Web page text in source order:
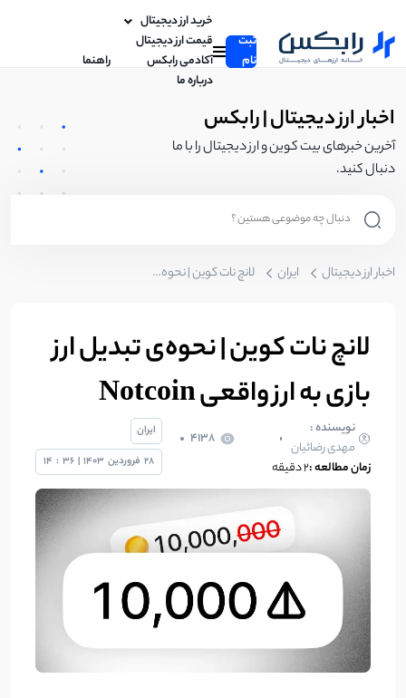
ثبت
نام
خرید ارز دیجیتال
قیمت ارز دیجیتال
آکادمی رابکس
راهنما
درباره ما
اخبار ارز دیجیتال | رابکس
آخرین خبرهای بیت کوین و ارز دیجیتال را با ما
دنبال کنید.
اخبار ارز دیجیتال ایران لانچ نات کوین | نحوه‌ی تبدیل ارز بازی به ارز واقعی Notcoin
لانچ نات کوین | نحوه‌ی تبدیل ارز
بازی به ارز واقعی Notcoin
نویسنده :
مهدی رضائیان
4138
زمان مطالعه :2 دقیقه
ایران
28 فروردین 1403
|
36
:
14